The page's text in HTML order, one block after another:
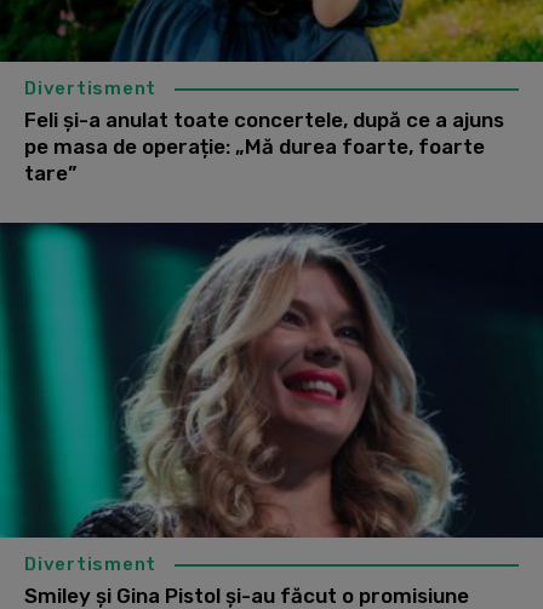
Divertisment
Feli și-a anulat toate concertele, după ce a ajuns
pe masa de operație: „Mă durea foarte, foarte
tare”
Divertisment
Smiley și Gina Pistol și-au făcut o promisiune